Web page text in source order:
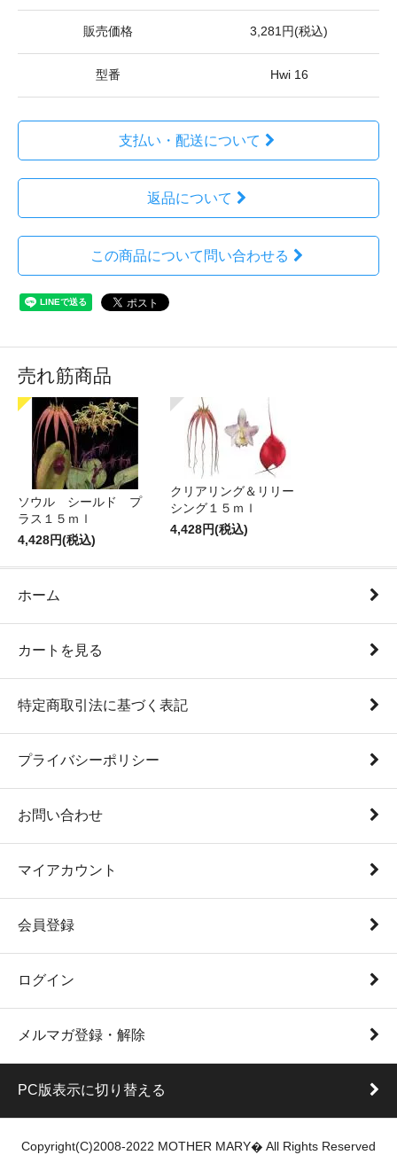
販売価格 3,281円(税込)
型番 Hwi 16
支払い・配送について
返品について
この商品について問い合わせる
売れ筋商品
ソウル シールド プ
ラス１５ｍｌ
4,428円(税込)
クリアリング＆リリー
シング１５ｍｌ
4,428円(税込)
ホーム
カートを見る
特定商取引法に基づく表記
プライバシーポリシー
お問い合わせ
マイアカウント
会員登録
ログイン
メルマガ登録・解除
PC版表示に切り替える
Copyright(C)2008-2022 MOTHER MARY� All Rights Reserved